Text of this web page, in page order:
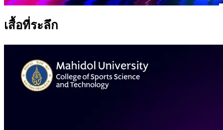
เสื้อที่ระลึก